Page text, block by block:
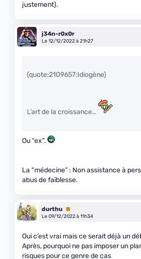
justement).
j34n-r0x0r
Le 12/12/2022 à 21h27
(quote:2109657:Idiogène)
L’art de la croissance…
Ou “ex”.
La “médecine” : Non assistance à
abus de faiblesse.
durthu
Premium
Le 09/12/2022 à 11h34
Oui c’est vrai mais ce serait déjà un
Après, pourquoi ne pas imposer un
risques pour ce genre de cas